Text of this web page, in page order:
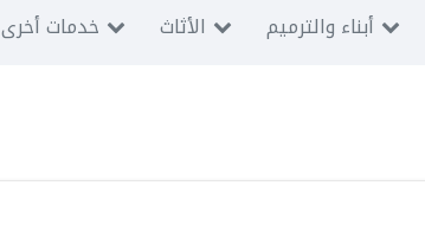
خدمات أخرى الأثاث أبناء والترميم